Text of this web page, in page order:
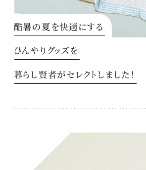
酷暑の夏を快適にする
ひんやりグッズを
暮らし賢者がセレクトしました！